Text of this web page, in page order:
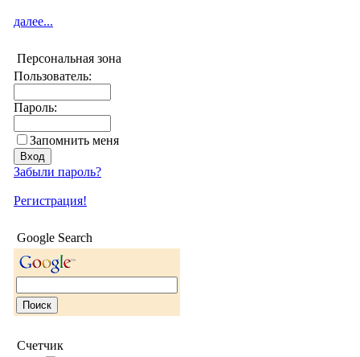
далее...
Персональная зона
Пользователь:
Пароль:
Запомнить меня
Забыли пароль?
Регистрация!
Google Search
Счетчик